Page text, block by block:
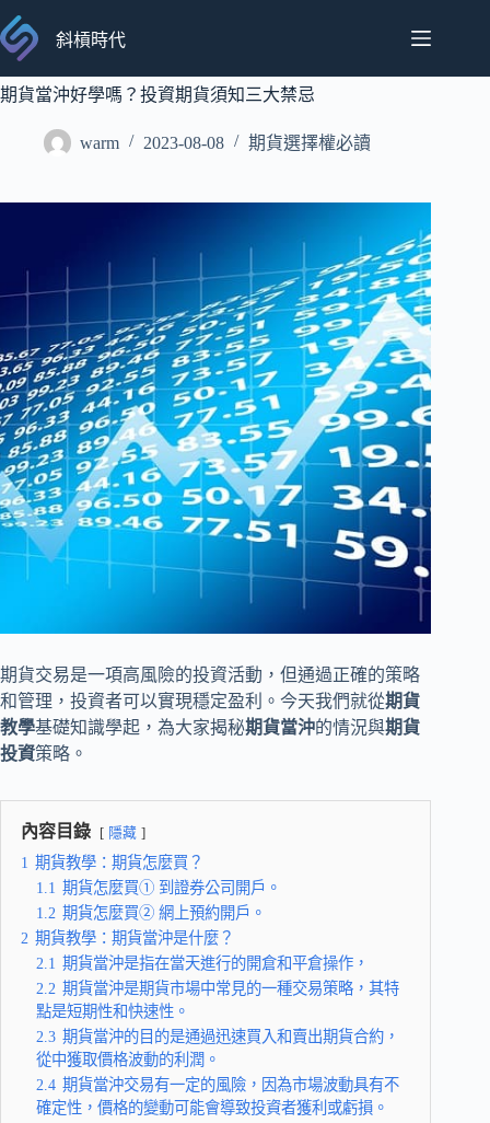
跳
至
要
斜槓時代
期貨當沖好學嗎？投資期貨須知三大禁忌
warm 2023-08-08 期貨選擇權必讀
期貨交易是一項高風險的投資活動，但通過正確的策略
和管理，投資者可以實現穩定盈利。今天我們就從期貨
教學基礎知識學起，為大家揭秘期貨當沖的情況與期貨
投資策略。
內容目錄 隱藏
1 期貨教學：期貨怎麼買？
1.1 期貨怎麼買① 到證券公司開戶。
1.2 期貨怎麼買② 網上預約開戶。
2 期貨教學：期貨當沖是什麼？
2.1 期貨當沖是指在當天進行的開倉和平倉操作，
2.2 期貨當沖是期貨市場中常見的一種交易策略，其特
點是短期性和快速性。
2.3 期貨當沖的目的是通過迅速買入和賣出期貨合約，
從中獲取價格波動的利潤。
2.4 期貨當沖交易有一定的風險，因為市場波動具有不
確定性，價格的變動可能會導致投資者獲利或虧損。